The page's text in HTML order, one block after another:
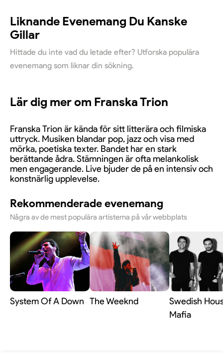
Liknande Evenemang Du Kanske
Gillar
Hittade du inte vad du letade efter? Utforska populära
evenemang som liknar din sökning.
Lär dig mer om Franska Trion
Franska Trion är kända för sitt litterära och filmiska
uttryck. Musiken blandar pop, jazz och visa med
mörka, poetiska texter. Bandet har en stark
berättande ådra. Stämningen är ofta melankolisk
men engagerande. Live bjuder de på en intensiv och
konstnärlig upplevelse.
Rekommenderade evenemang
Några av de mest populära artisterna på vår webbplats
System Of A Down The Weeknd
Swedish
Mafia